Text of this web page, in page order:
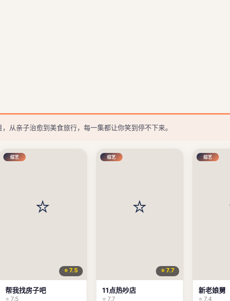
从亲子治愈到美食旅行，每一集都让你笑到停不下来。
综艺
⭐ 7.5
帮我找房子吧
⭐ 7.5
综艺
⭐ 7.7
11点热吵店
⭐ 7.7
综艺
新老娘舅
⭐ 7.4